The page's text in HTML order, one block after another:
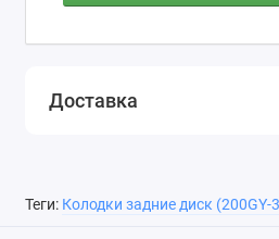
Доставка
Теги: Колодки задние диск (200GY-